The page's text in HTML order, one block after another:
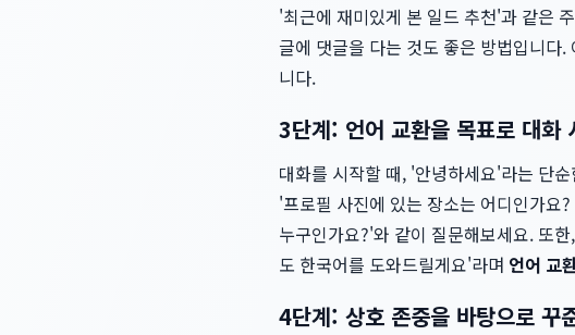
'최근에 재미있게 본 일드 추천'과 같은
글에 댓글을 다는 것도 좋은 방법입니다.
니다.
3단계: 언어 교환을 목표로 대화
대화를 시작할 때, '안녕하세요'라는 단
'프로필 사진에 있는 장소는 어디인가요
누구인가요?'와 같이 질문해보세요. 또
도 한국어를 도와드릴게요'라며 언어 교
4단계: 상호 존중을 바탕으로 꾸